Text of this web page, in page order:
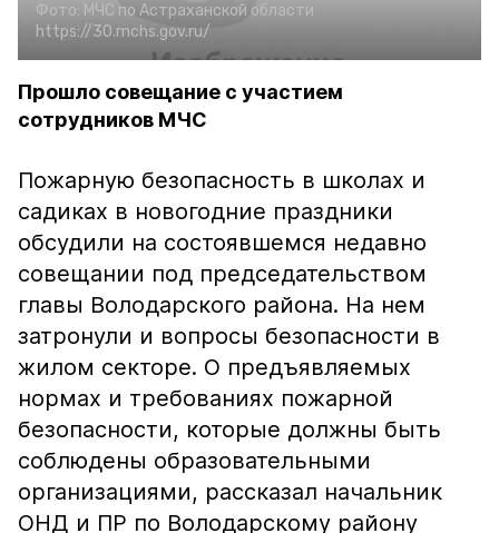
Фото: МЧС по Астраханской области
https://30.mchs.gov.ru/
Прошло совещание с участием
сотрудников МЧС
Пожарную безопасность в школах и
садиках в новогодние праздники
обсудили на состоявшемся недавно
совещании под председательством
главы Володарского района. На нем
затронули и вопросы безопасности в
жилом секторе. О предъявляемых
нормах и требованиях пожарной
безопасности, которые должны быть
соблюдены образовательными
организациями, рассказал начальник
ОНД и ПР по Володарскому району